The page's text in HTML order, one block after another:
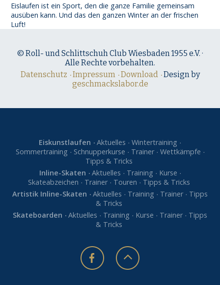
Eislaufen ist ein Sport, den die ganze Familie gemeinsam
ausüben kann. Und das den ganzen Winter an der frischen
Luft!
© Roll- und Schlittschuh Club Wiesbaden 1955 e.V. ·
Alle Rechte vorbehalten.
Datenschutz
Impressum Download
Design by
geschmackslabor.de
Eiskunstlaufen Aktuelles
Wintertraining
Sommertraining
Schnupperkurse Trainer
Wettkämpfe
Tipps & Tricks
Inline-Skaten
Aktuelles Training
Kurse
Skateabzeichen
Trainer Touren
Tipps & Tricks
Artistik Inline-Skaten
Aktuelles Training Trainer
Tipps
& Tricks
Skateboarden
Aktuelles Training Kurse Trainer
Tipps
& Tricks